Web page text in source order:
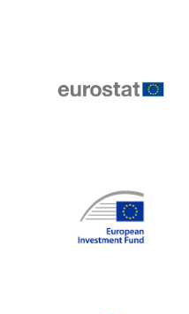
Katharien L.C.
Klaus-Heiner
Koen
Lars Heikensten